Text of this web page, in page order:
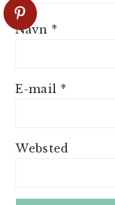
Navn *
E-mail *
Websted